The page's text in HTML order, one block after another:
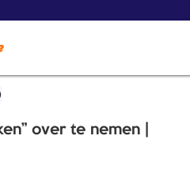
over te nemen |